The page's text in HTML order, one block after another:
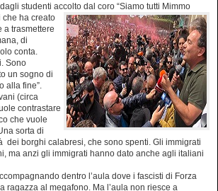
studenti accolto dal coro “Siamo tutti Mimmo
che ha creato
a trasmettere
di
conta.
Sono
un sogno di
alla fine”.
(circa
contrastare
che vuole
sorta di
dei borghi calabresi, che sono spenti. Gli immigrati
ma anzi gli immigrati hanno dato anche agli italiani
dentro l’aula dove i fascisti di Forza
ragazza al megafono. Ma l’aula non riesce a